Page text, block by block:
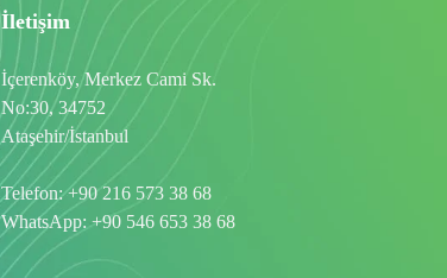
İletişim
İçerenköy, Merkez Cami Sk.
No:30, 34752
Ataşehir/İstanbul
Telefon:+90 216 573 38 68
WhatsApp:+90 546 653 38 68